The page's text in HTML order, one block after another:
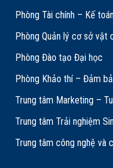
Phòng Tài chính – Kế
Phòng Quản lý cơ sở vật
Phòng Đào tạo Đại học
Phòng Khảo thí – Đảm
Trung tâm Marketing –
Trung tâm Trải nghiệm
Trung tâm công nghệ và